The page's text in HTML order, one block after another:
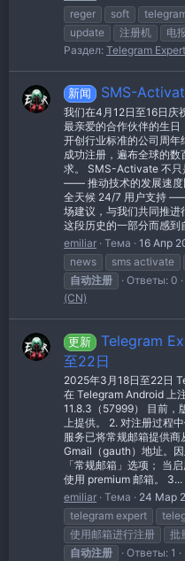
reger
soft
update
注册机 电
Раздел: Telegram
新闻 SMS-
我们在4月12日至16日庆
最亲爱的合作伙伴的生
开创行业标准的公司周
成功注册，遍布全球的
求。 SMS-Activate 不只
—— 推动技术的发展速
全天候 24/7 用户支持
场建议，与我们共同推
这段历史的一部分而感到
emiliar Тема 16 Апр
news
sms activate
自动注册
Ответы: 0
(CN)
更新
Telegram
至22日
2025年3月18日至22日
在 Telegram Android 上
11.8.3（57999） 目前
上提供。 2. 对注册过程
服务已将常规邮箱提供
Gmail（gauth）地址。
「常规邮箱」选项； 当
使用 premium 邮箱。 3...
emiliar Тема 24 Мар
telegram expert
使用邮箱进行注册
批
自动注册
Ответы: 1